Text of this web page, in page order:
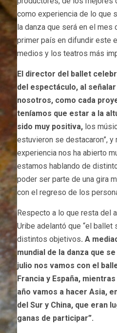
como experiencia de lo que
la danza que será en el mes
primer país en difundir este
medios y los teatros más
El director del ballet
del espectáculo, al
nosotros, como cada
teníamos que estar a la
sido muy positiva, los
estuvieron se destacaron”, y
experiencia nos ha abierto
estamos hablando de
poder ser parte de una gira
con el regreso de los
Respecto a lo que resta del
Uribe adelantó que “el ballet
distintos objetivos. A
mundial de la danza que
julio nos vamos con el
Francia y España,
año vamos a hacer Asia,
del Sur y China, que eran
ganas de participar”.